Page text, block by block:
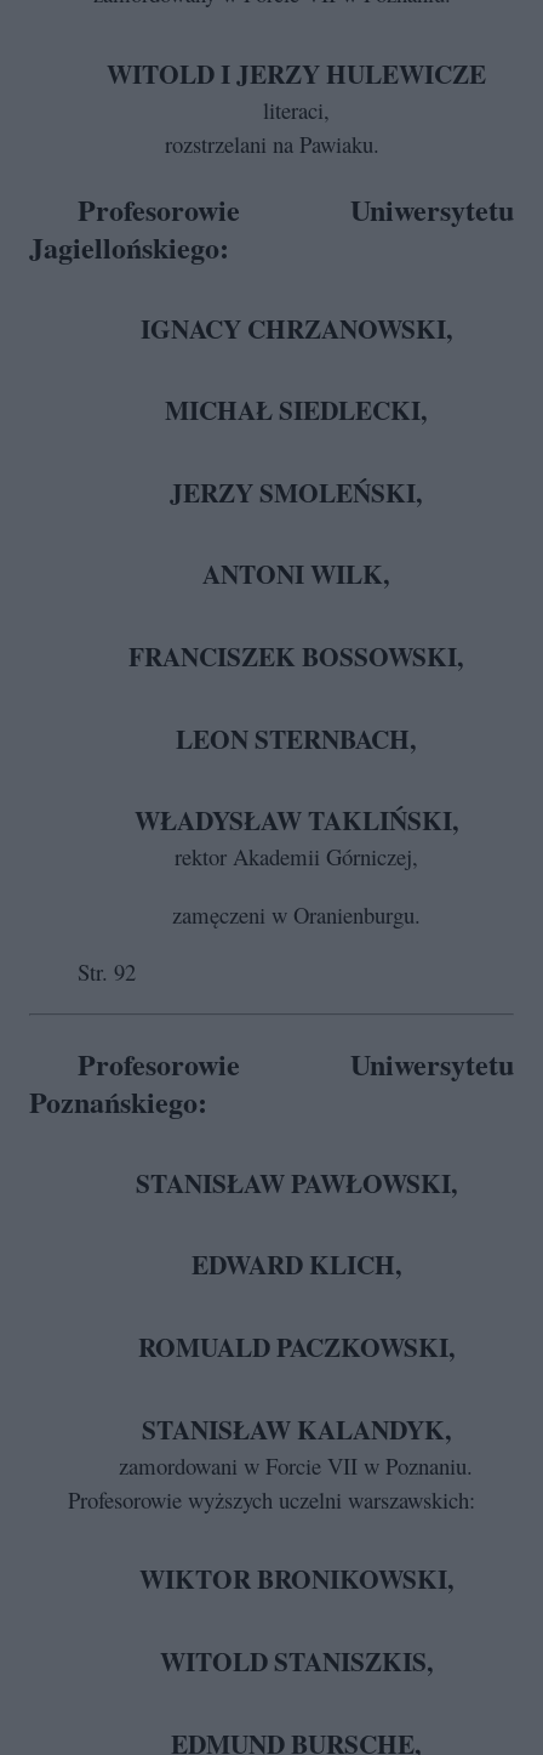
WITOLD I JERZY HULEWICZE
literaci,
rozstrzelani na Pawiaku.
Profesorowie Uniwersytetu
Jagiellońskiego:
IGNACY CHRZANOWSKI,
MICHAŁ SIEDLECKI,
JERZY SMOLEŃSKI,
ANTONI WILK,
FRANCISZEK BOSSOWSKI,
LEON STERNBACH,
WŁADYSŁAW TAKLIŃSKI,
rektor Akademii Górniczej,
zamęczeni w Oranienburgu.
Str. 92
Profesorowie Uniwersytetu
Poznańskiego:
STANISŁAW PAWŁOWSKI,
EDWARD KLICH,
ROMUALD PACZKOWSKI,
STANISŁAW KALANDYK,
zamordowani w Forcie VII w Poznaniu.
Profesorowie wyższych uczelni warszawskich:
WIKTOR BRONIKOWSKI,
WITOLD STANISZKIS,
EDMUND BURSCHE,